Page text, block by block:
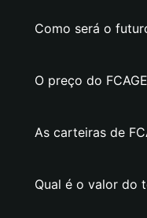
Como será o
O preço do
As carteiras de
Qual é o valor do